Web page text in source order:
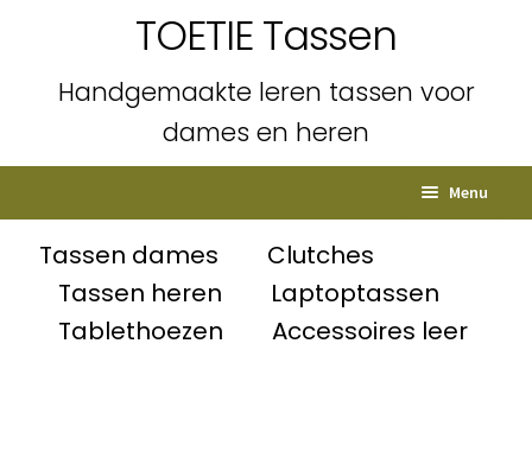
TOETIE Tassen
Handgemaakte leren tassen voor
dames en heren
navigatie
inhoud
Menu
Home
Tassen dames
Clutches
Tassen heren
Laptoptassen
Tablethoezen
Accessoires leer